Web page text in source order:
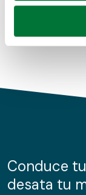
para
Obtenga más
de cookies.
información
nuestros
Conduce
desata tu